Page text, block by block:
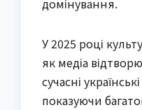
домінування.
У 2025 році
як медіа
сучасні
показуючи